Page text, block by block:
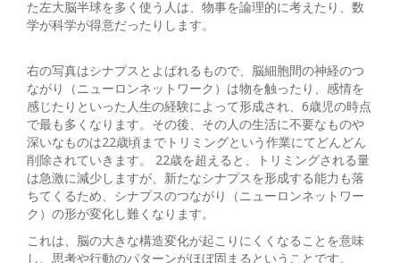
た左大脳半球を多く使う人は、物事を論理的に考えたり、数
学が科学が得意だったりします。
右の写真はシナプスとよばれるもので、脳細胞間の神経のつ
ながり（ニューロンネットワーク）は物を触ったり、感情を
感じたりといった人生の経験によって形成され、6歳児の時点
で最も多くなります。その後、その人の生活に不要なものや
深いなものは22歳頃までトリミングという作業にてどんどん
削除されていきます。 22歳を超えると、トリミングされる量
は急激に減少しますが、新たなシナプスを形成する能力も落
ちてくるため、シナプスのつながり（ニューロンネットワー
ク）の形が変化し難くなります。
これは、脳の大きな構造変化が起こりにくくなることを意味
し、思考や行動のパターンがほぼ固まるということです。